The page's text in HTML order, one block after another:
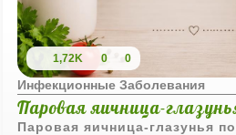
1,72K 0 0
Инфекционные Заболевания
Паровая яичница-
Паровая яичница-глазунья